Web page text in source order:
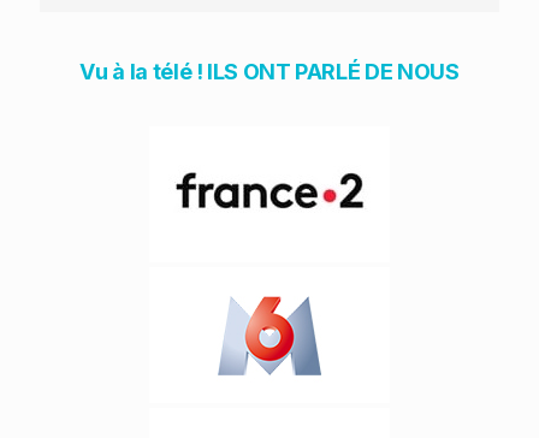
Vu à la télé ! ILS ONT PARLÉ DE NOUS